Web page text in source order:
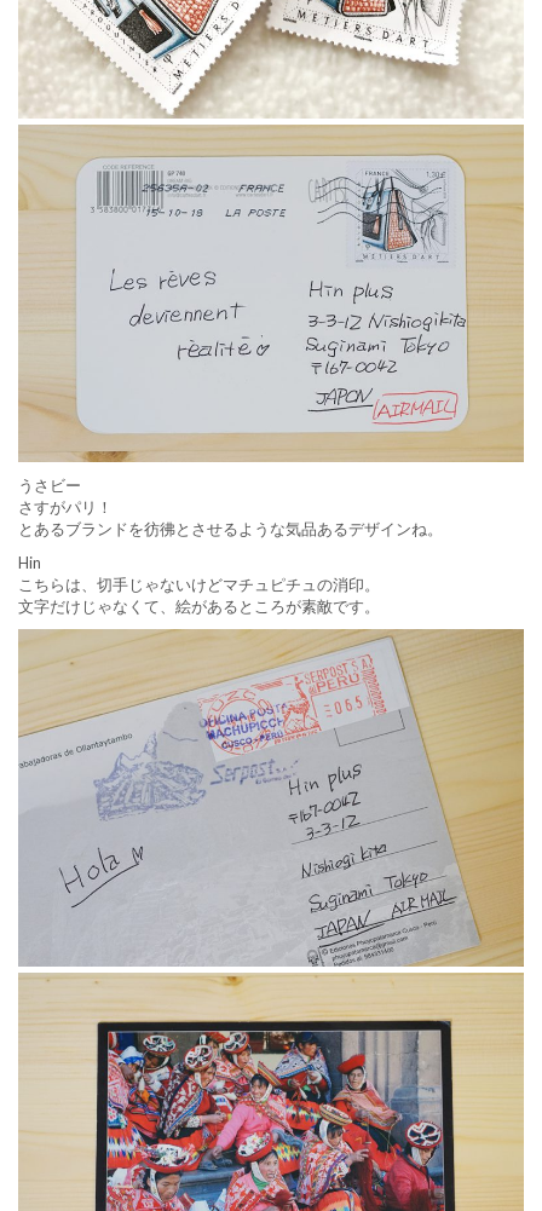
うさビー
さすがパリ！
とあるブランドを彷彿とさせるような気品あるデザインね。
Hin
こちらは、切手じゃないけどマチュピチュの消印。
文字だけじゃなくて、絵があるところが素敵です。